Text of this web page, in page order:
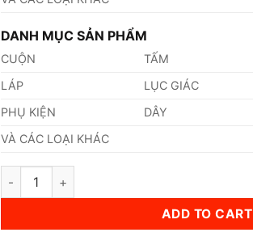
DANH MỤC SẢN PHẨM
CUỘN TẤM
LÁP
LỤC GIÁC
PHỤ KIỆN
DÂY
VÀ CÁC LOẠI KHÁC
Ống Inox (141,3 x 30 x 6000)mm quantity
ADD TO CART